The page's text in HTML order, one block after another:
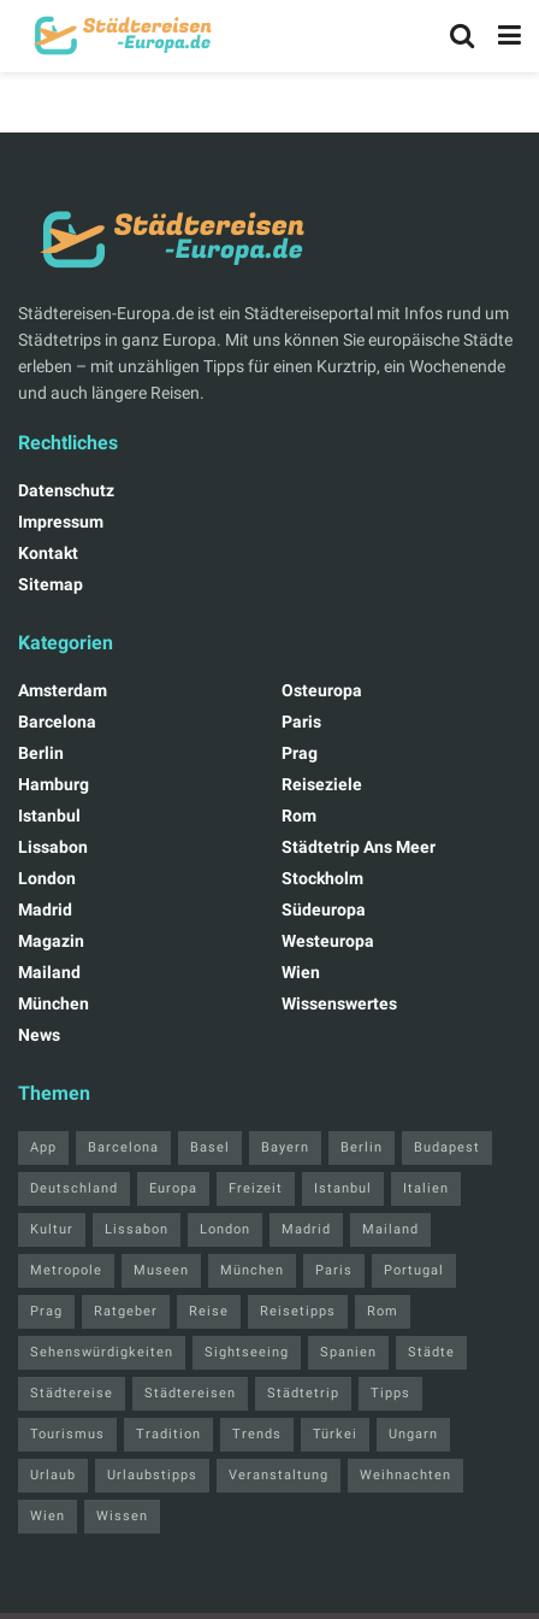
Städtereisen-Europa.de ist ein Städtereiseportal mit Infos rund um
Städtetrips in ganz Europa. Mit uns können Sie europäische Städte
erleben – mit unzähligen Tipps für einen Kurztrip, ein Wochenende
und auch längere Reisen.
Rechtliches
Datenschutz
Impressum
Kontakt
Sitemap
Kategorien
Amsterdam
Barcelona
Berlin
Hamburg
Istanbul
Lissabon
London
Madrid
Magazin
Mailand
München
News
Osteuropa
Paris
Prag
Reiseziele
Rom
Städtetrip Ans Meer
Stockholm
Südeuropa
Westeuropa
Wien
Wissenswertes
Themen
App Barcelona Basel Bayern Berlin Budapest
Deutschland Europa Freizeit Istanbul Italien
Kultur Lissabon London Madrid Mailand
Metropole Museen München Paris Portugal
Prag Ratgeber Reise Reisetipps Rom
Sehenswürdigkeiten Sightseeing Spanien Städte
Städtereise Städtereisen Städtetrip Tipps
Tourismus Tradition Trends Türkei Ungarn
Urlaub Urlaubstipps Veranstaltung Weihnachten
Wien Wissen